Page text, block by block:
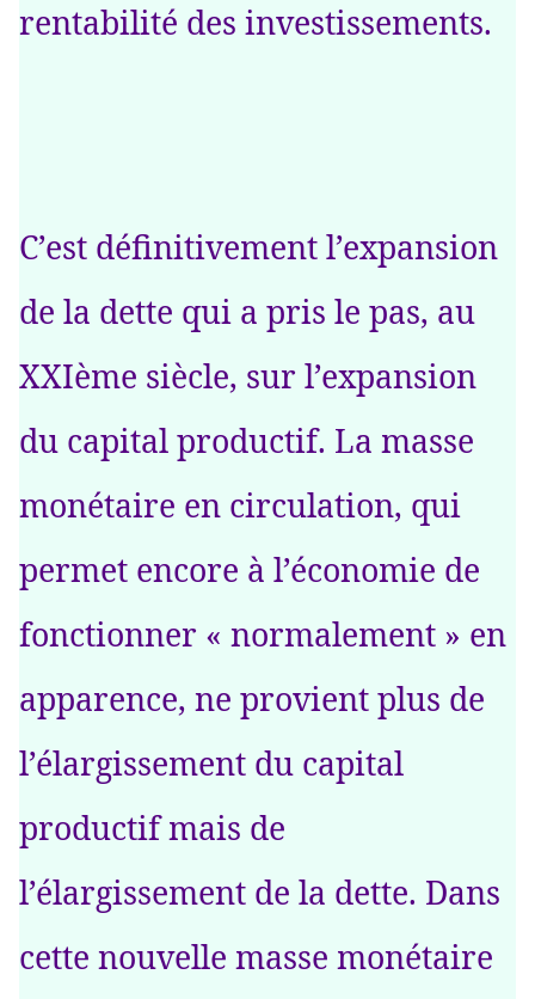
rentabilité des investissements.
C’est définitivement l’expansion
de la dette qui a pris le pas, au
XXIème siècle, sur l’expansion
du capital productif. La masse
monétaire en circulation, qui
permet encore à l’économie de
fonctionner « normalement » en
apparence, ne provient plus de
l’élargissement du capital
productif mais de
l’élargissement de la dette. Dans
cette nouvelle masse monétaire